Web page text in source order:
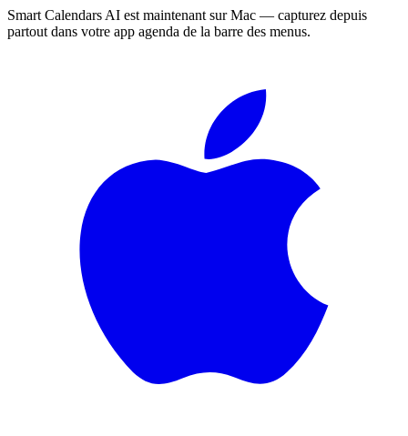
Smart Calendars AI est maintenant sur Mac — capturez depuis
partout dans votre app agenda de la barre des menus.